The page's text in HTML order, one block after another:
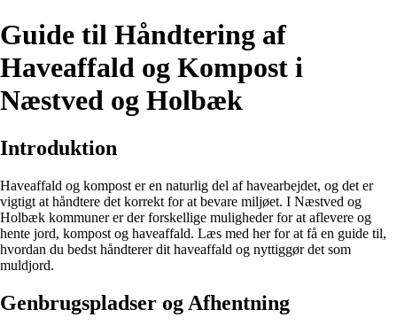
Guide til Håndtering af
Haveaffald og Kompost i
Næstved og Holbæk
Introduktion
Haveaffald og kompost er en naturlig del af havearbejdet, og det er
vigtigt at håndtere det korrekt for at bevare miljøet. I Næstved og
Holbæk kommuner er der forskellige muligheder for at aflevere og
hente jord, kompost og haveaffald. Læs med her for at få en guide til,
hvordan du bedst håndterer dit haveaffald og nyttiggør det som
muldjord.
Genbrugspladser og Afhentning